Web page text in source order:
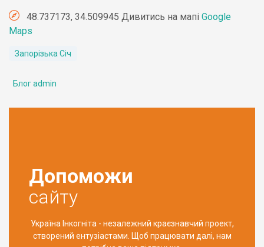
48.737173, 34.509945 Дивитись на мапі Google
Maps
Запорізька Січ
Блог admin
Допоможи
сайту
Україна Інкогніта - незалежний краєзнавчий проект,
створений ентузіастами. Щоб працювати далі, нам